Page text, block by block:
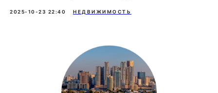
2025-10-23 22:40 НЕДВИЖИМОСТЬ